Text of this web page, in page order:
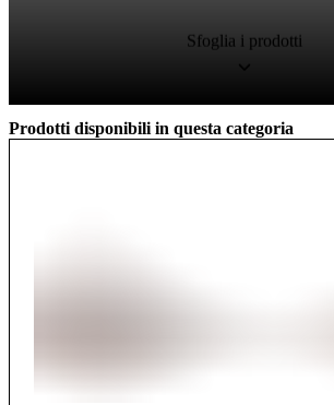
Prodotti disponibili in questa categoria